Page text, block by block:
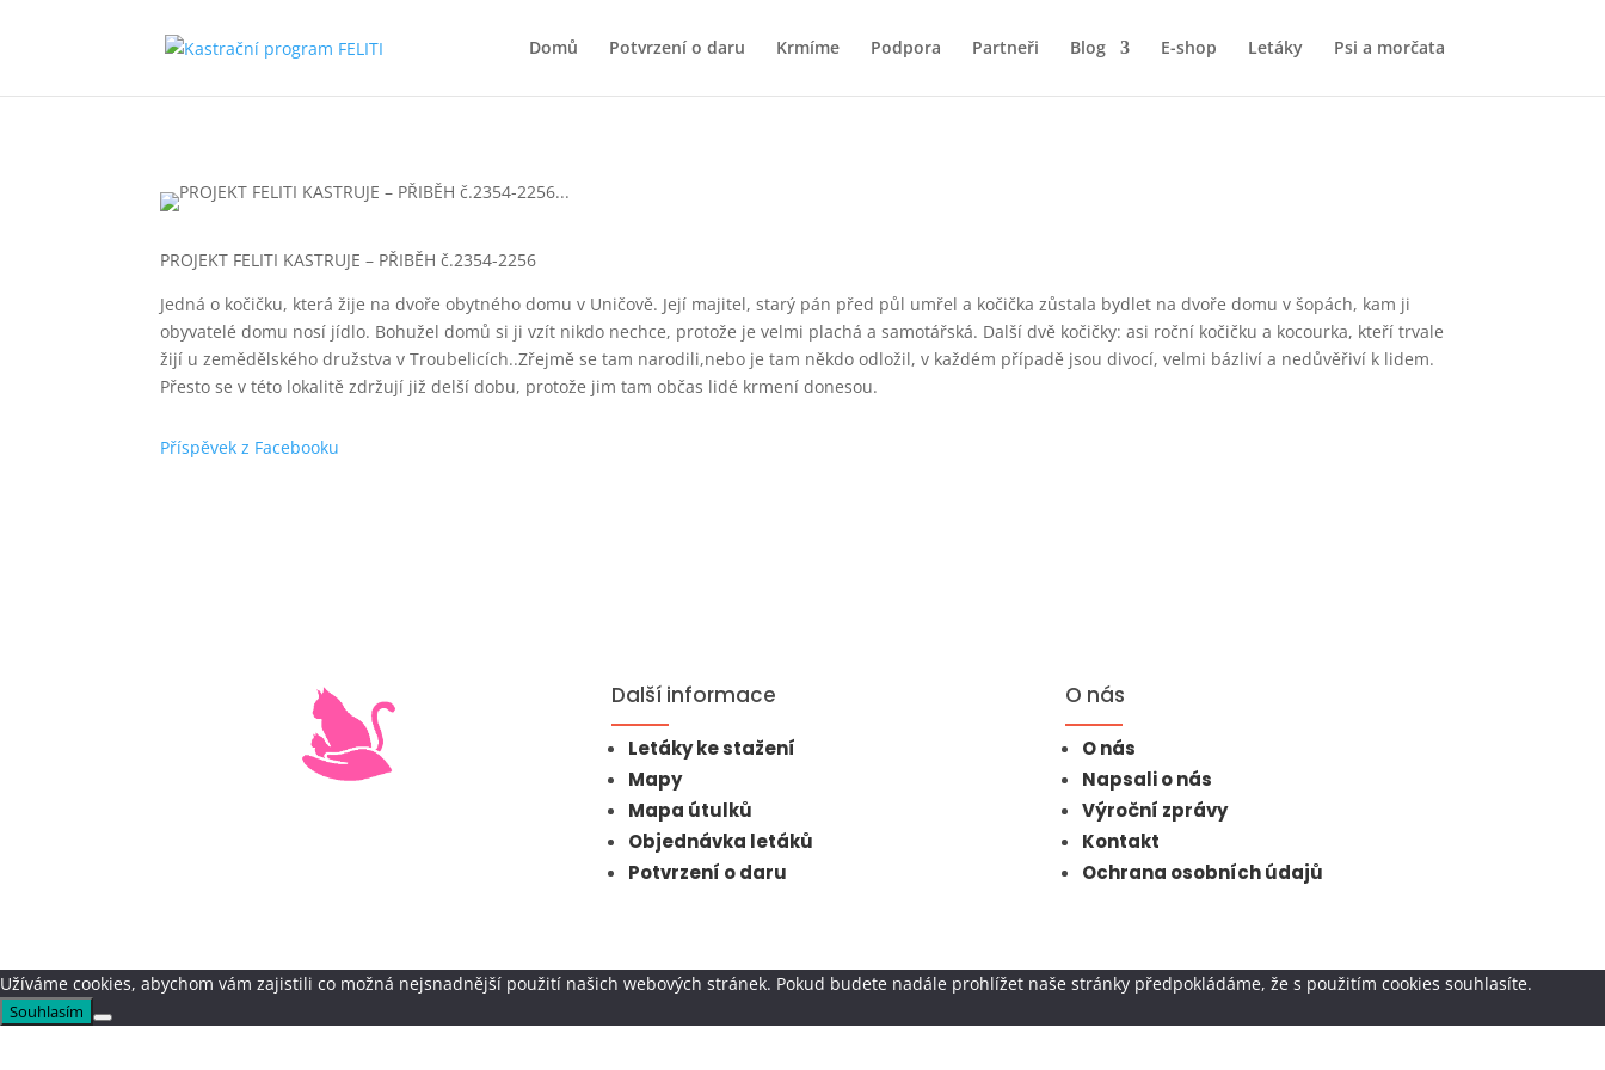
Domů Potvrzení o daru Krmíme Podpora Partneři Blog E-shop Letáky Psi a morčata
PROJEKT FELITI KASTRUJE – PŘIBĚH č.2354-2256
Jedná o kočičku, která žije na dvoře obytného domu v Uničově. Její majitel, starý pán před půl umřel a kočička zůstala bydlet na dvoře domu v šopách, kam ji
obyvatelé domu nosí jídlo. Bohužel domů si ji vzít nikdo nechce, protože je velmi plachá a samotářská. Další dvě kočičky: asi roční kočičku a kocourka, kteří trvale
žijí u zemědělského družstva v Troubelicích..Zřejmě se tam narodili,nebo je tam někdo odložil, v každém případě jsou divocí, velmi bázliví a nedůvěřiví k lidem.
Přesto se v této lokalitě zdržují již delší dobu, protože jim tam občas lidé krmení donesou.
Příspěvek z Facebooku
Další informace
Letáky ke stažení
Mapy
Mapa útulků
Objednávka letáků
Potvrzení o daru
O nás
O nás
Napsali o nás
Výroční zprávy
Kontakt
Ochrana osobních údajů
Užíváme cookies, abychom vám zajistili co možná nejsnadnější použití našich webových stránek. Pokud budete nadále prohlížet naše stránky předpokládáme, že s použitím cookies souhlasíte.
Souhlasím